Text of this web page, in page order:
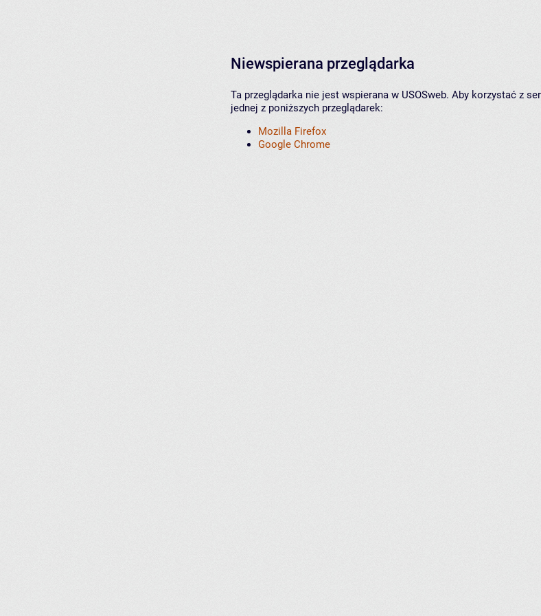
Niewspierana przeglądarka
Ta przeglądarka nie jest wspierana w USOSweb. Aby korzystać z
jednej z poniższych przeglądarek:
Mozilla Firefox
Google Chrome